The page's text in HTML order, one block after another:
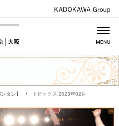
タン】 / トピックス 2023年02月